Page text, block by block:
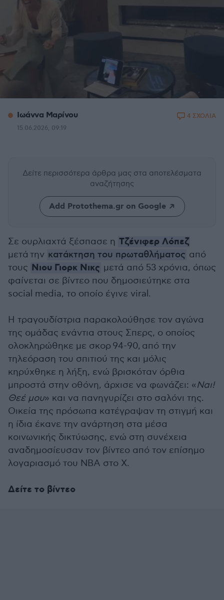
Ιωάννα Μαρίνου
15.06.2026, 09:19
4 ΣΧΟΛΙΑ
Δείτε περισσότερα άρθρα μας στα αποτελέσματα
αναζήτησης
Add Protothema.gr on Google
Σε ουρλιαχτά ξέσπασε η Τζένιφερ Λόπεζ
μετά την κατάκτηση του πρωταθλήματος από
τους Νιου Γιορκ Νικς μετά από 53 χρόνια, όπως
φαίνεται σε βίντεο που δημοσιεύτηκε στα
social media, το οποίο έγινε viral.
Η τραγουδίστρια παρακολούθησε τον αγώνα
της ομάδας ενάντια στους Σπερς, ο οποίος
ολοκληρώθηκε με σκορ 94-90, από την
τηλεόραση του σπιτιού της και μόλις
κηρύχθηκε η λήξη, ενώ βρισκόταν όρθια
μπροστά στην οθόνη, άρχισε να φωνάζει: «Ναι!
Θεέ μου» και να πανηγυρίζει στο σαλόνι της.
Οικεία της πρόσωπα κατέγραψαν τη στιγμή και
η ίδια έκανε την ανάρτηση στα μέσα
κοινωνικής δικτύωσης, ενώ στη συνέχεια
αναδημοσίευσαν τον βίντεο από τον επίσημο
λογαριασμό του NBA στο X.
Δείτε το βίντεο